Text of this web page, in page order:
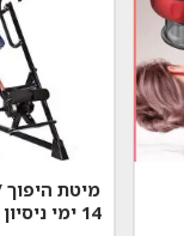
מיטת
14 ימי ניסיון חינם!